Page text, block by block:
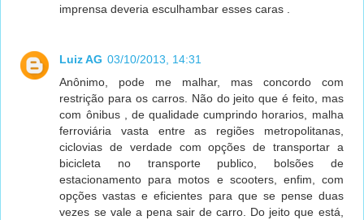
imprensa deveria esculhambar esses caras .
Luiz AG 03/10/2013, 14:31
Anônimo, pode me malhar, mas concordo com
restrição para os carros. Não do jeito que é feito, mas
com ônibus , de qualidade cumprindo horarios, malha
ferroviária vasta entre as regiões metropolitanas,
ciclovias de verdade com opções de transportar a
bicicleta no transporte publico, bolsões de
estacionamento para motos e scooters, enfim, com
opções vastas e eficientes para que se pense duas
vezes se vale a pena sair de carro. Do jeito que está,